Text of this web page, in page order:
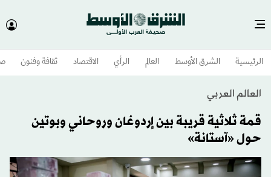
الرئيسية الشرق الأوسط​ العالم الرأي الاقتصاد ثقافة وفنون
العالم العربي
قمة ثلاثية قريبة بين إردوغان وروحاني وبوتين
حول «آستانة»